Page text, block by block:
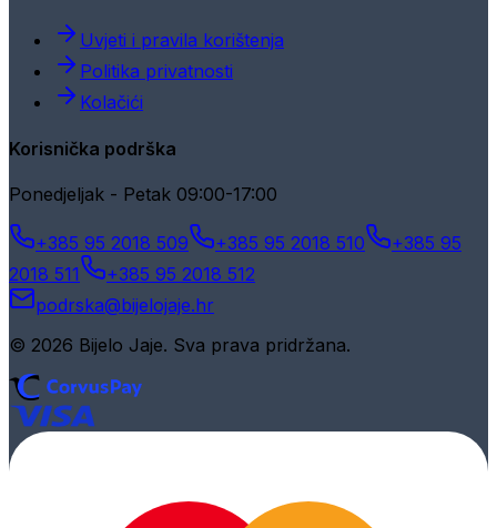
Uvjeti i pravila korištenja
Politika privatnosti
Kolačići
Korisnička podrška
Ponedjeljak - Petak 09:00-17:00
+385 95 2018 509 +385 95 2018 510
+385 95
2018 511
+385 95 2018 512
podrska@bijelojaje.hr
© 2026 Bijelo Jaje. Sva prava pridržana.